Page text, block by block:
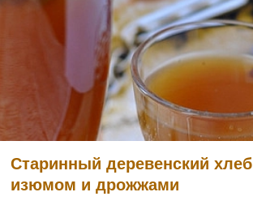
Старинный деревенский
изюмом и дрожжами